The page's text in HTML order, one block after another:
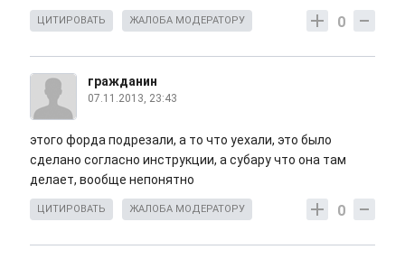
0
ЦИТИРОВАТЬ ЖАЛОБА МОДЕРАТОРУ
гражданин
07.11.2013, 23:43
этого форда подрезали, а то что уехали, это было
сделано согласно инструкции, а субару что она там
делает, вообще непонятно
0
ЦИТИРОВАТЬ ЖАЛОБА МОДЕРАТОРУ